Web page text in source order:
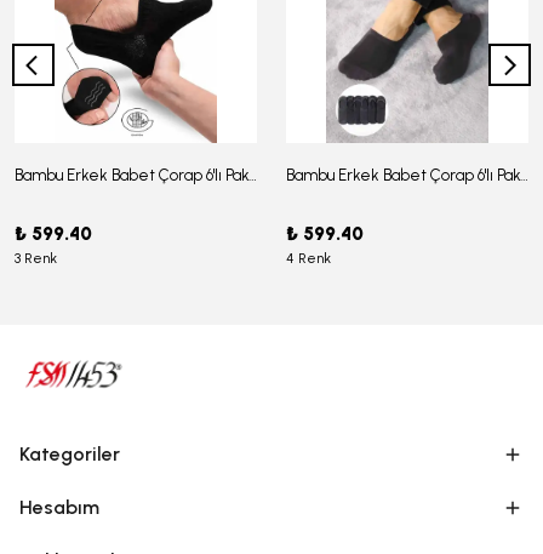
Bambu Erkek Babet Çorap 6'lı Paket - J-03
₺ 599.40
3 Renk
Bambu Erkek Babet Çorap 6'lı Paket -J-08
₺ 599.40
4 Renk
Kategoriler
Hesabım